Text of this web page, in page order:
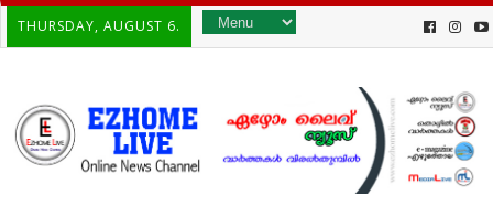
THURSDAY, AUGUST 6.